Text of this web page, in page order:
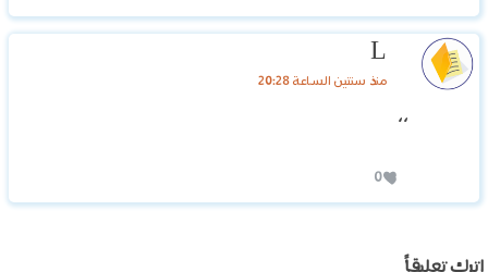
L
منذ سنتين الساعة 20:28
،،
0
اترك تعليقاً